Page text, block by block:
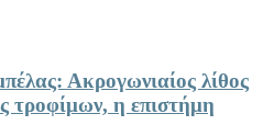
Ακρογωνιαίος λίθος
τροφίμων, η επιστήμη